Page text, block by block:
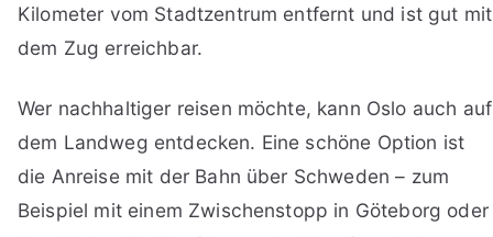
Kilometer vom Stadtzentrum entfernt und ist gut mit
dem Zug erreichbar.
Wer nachhaltiger reisen möchte, kann Oslo auch auf
dem Landweg entdecken. Eine schöne Option ist
die Anreise mit der Bahn über Schweden – zum
Beispiel mit einem Zwischenstopp in Göteborg oder